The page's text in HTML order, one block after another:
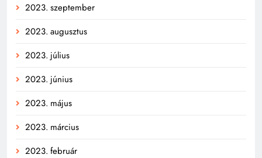
2023. szeptember
2023. augusztus
2023. július
2023. június
2023. május
2023. március
2023. február